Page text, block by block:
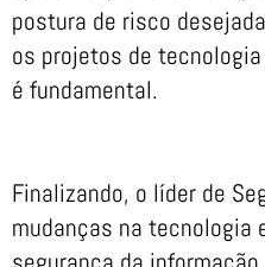
postura de risco
os projetos de
é fundamental.
Finalizando, o líder de
mudanças na tecnologia